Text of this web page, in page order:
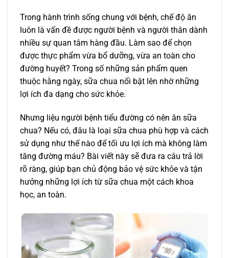
Trong hành trình sống chung với bệnh, chế độ ăn
luôn là vấn đề được người bệnh và người thân dành
nhiều sự quan tâm hàng đầu. Làm sao để chọn
được thực phẩm vừa bổ dưỡng, vừa an toàn cho
đường huyết? Trong số những sản phẩm quen
thuộc hằng ngày, sữa chua nổi bật lên nhờ những
lợi ích đa dạng cho sức khỏe.
Nhưng liệu người bệnh tiểu đường có nên ăn sữa
chua? Nếu có, đâu là loại sữa chua phù hợp và cách
sử dụng như thế nào để tối ưu lợi ích mà không làm
tăng đường máu? Bài viết này sẽ đưa ra câu trả lời
rõ ràng, giúp bạn chủ động bảo vệ sức khỏe và tận
hưởng những lợi ích từ sữa chua một cách khoa
học, an toàn.